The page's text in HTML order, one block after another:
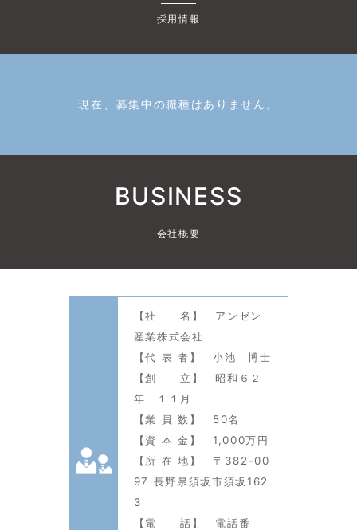
採用情報
現在、募集中の職種はありません。
BUSINESS
会社概要
【社 名】 アンゼン
産業株式会社
【代 表 者】 小池 博士
【創 立】 昭和６２
年 １１月
【業 員 数】 50名
【資 本 金】 1,000万円
【所 在 地】 〒382-00
97 長野県須坂市須坂162
3
【電 話】 電話番